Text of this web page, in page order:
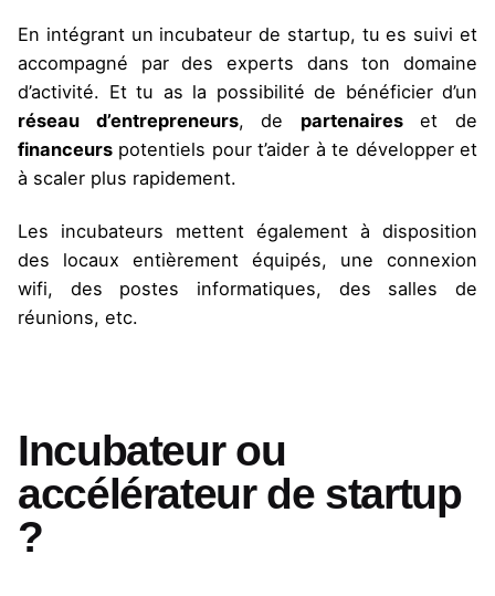
En intégrant un incubateur de startup, tu es suivi et
accompagné par des experts dans ton domaine
d’activité. Et tu as la possibilité de bénéficier d’un
réseau d’entrepreneurs, de partenaireset de
financeurs potentiels pour t’aider à te développer et
à scaler plus rapidement.
Les incubateurs mettent également à disposition
des locaux entièrement équipés, une connexion
wifi, des postes informatiques, des salles de
réunions, etc.
Incubateur ou
accélérateur de startup
?